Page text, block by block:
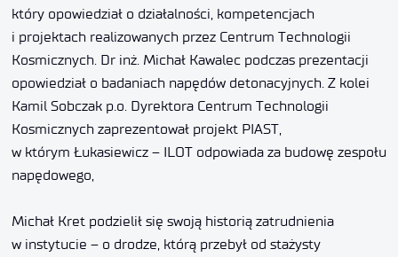
który opowiedział o działalności, kompetencjach
i projektach realizowanych przez Centrum Technologii
Kosmicznych. Dr inż. Michał Kawalec podczas prezentacji
opowiedział o badaniach napędów detonacyjnych. Z kolei
Kamil Sobczak p.o. Dyrektora Centrum Technologii
Kosmicznych zaprezentował projekt PIAST,
w którym Łukasiewicz – ILOT odpowiada za budowę zespołu
napędowego,
Michał Kret podzielił się swoją historią zatrudnienia
w instytucie – o drodze, którą przebył od stażysty